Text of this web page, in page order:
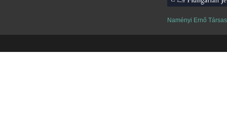
Naményi Ernő